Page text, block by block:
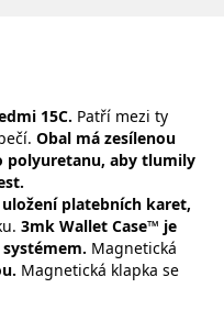
15C. Patří mezi ty
Obal má zesílenou
polyuretanu, aby tlumily
platebních karet,
3mk Wallet Case™ je
Magnetická
Magnetická klapka se